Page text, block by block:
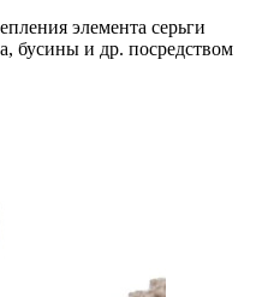
элемента серьги
бусины и др. посредством